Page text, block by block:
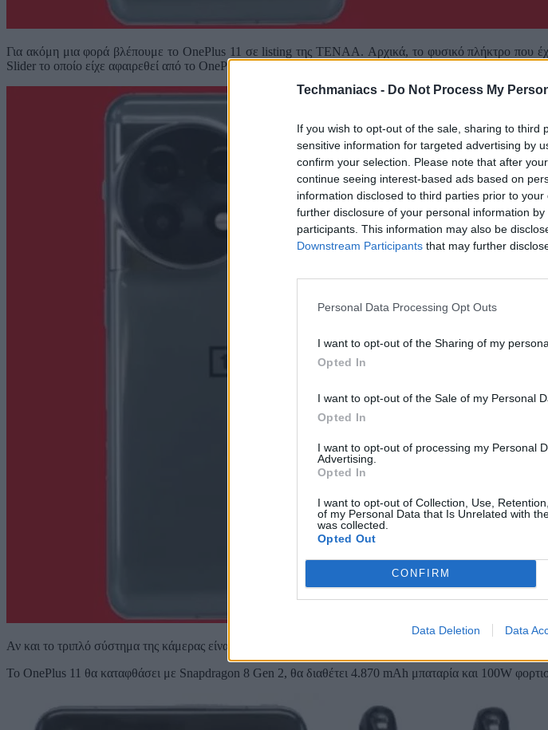
Techmaniacs - Do Not Process My
If you wish to opt-out of the sale, sharing to third
sensitive information for targeted advertising by
confirm your selection. Please note that after
continue seeing interest-based ads based on
information disclosed to third parties prior to
further disclosure of your personal information
participants. This information may also be
Downstream Participants that may further
Personal Data Processing Opt Outs
I want to opt-out of the Sharing of my
Opted In
I want to opt-out of the Sale of my Personal
Opted In
I want to opt-out of processing my Personal
Advertising.
Opted In
I want to opt-out of Collection, Use,
of my Personal Data that Is Unrelated with
was collected.
Opted Out
CONFIRM
Data Deletion Data
Για ακόμη μια φορά βλέπουμε το OnePlus 11 σε listing της TENAA. Αρχικά, το φυσικό πλήκτρο που
Slider το οποίο είχε αφαιρεθεί από το OnePlus 10T.
Αν και το τριπλό σύστημα της κάμερας είναι παρόν στις εν λόγω φωτογραφίες, λείπει το λογότυπο της
To OnePlus 11 θα καταφθάσει με Snapdragon 8 Gen 2, θα διαθέτει 4.870 mAh μπαταρία και 100W